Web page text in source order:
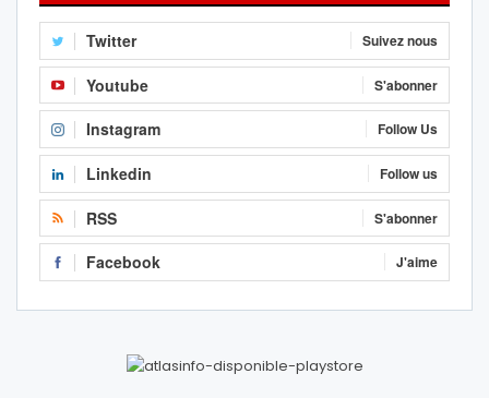
Twitter Suivez nous
Youtube S'abonner
Instagram Follow Us
Linkedin Follow us
RSS S'abonner
Facebook J'aime